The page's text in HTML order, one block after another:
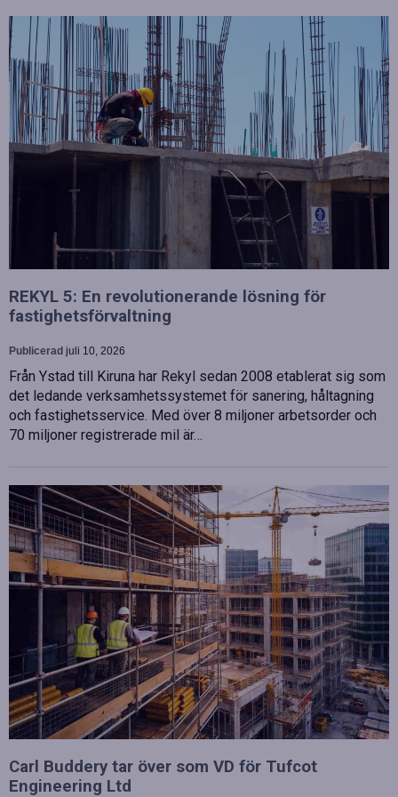
REKYL 5: En revolutionerande lösning för
fastighetsförvaltning
Publicerad juli 10, 2026
Från Ystad till Kiruna har Rekyl sedan 2008 etablerat sig som
det ledande verksamhetssystemet för sanering, håltagning
och fastighetsservice. Med över 8 miljoner arbetsorder och
70 miljoner registrerade mil är…
Carl Buddery tar över som VD för Tufcot
Engineering Ltd